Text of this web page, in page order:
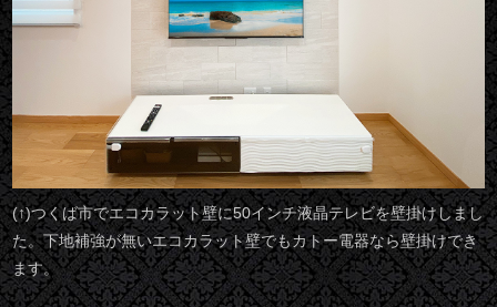
(↑)つくば市でエコカラット壁に50インチ液晶テレビを壁掛けしまし
た。下地補強が無いエコカラット壁でもカトー電器なら壁掛けでき
ます。